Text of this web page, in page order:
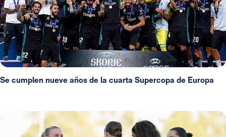
Se cumplen nueve años de la cuarta Supercopa de Europa